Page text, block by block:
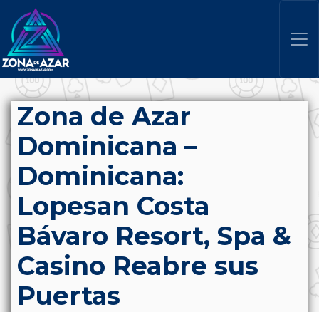
Zona de Azar
Dominicana –
Dominicana:
Lopesan Costa
Bávaro Resort, Spa &
Casino Reabre sus
Puertas